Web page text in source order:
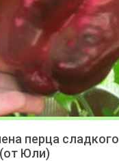
перца сладкого
Юли)